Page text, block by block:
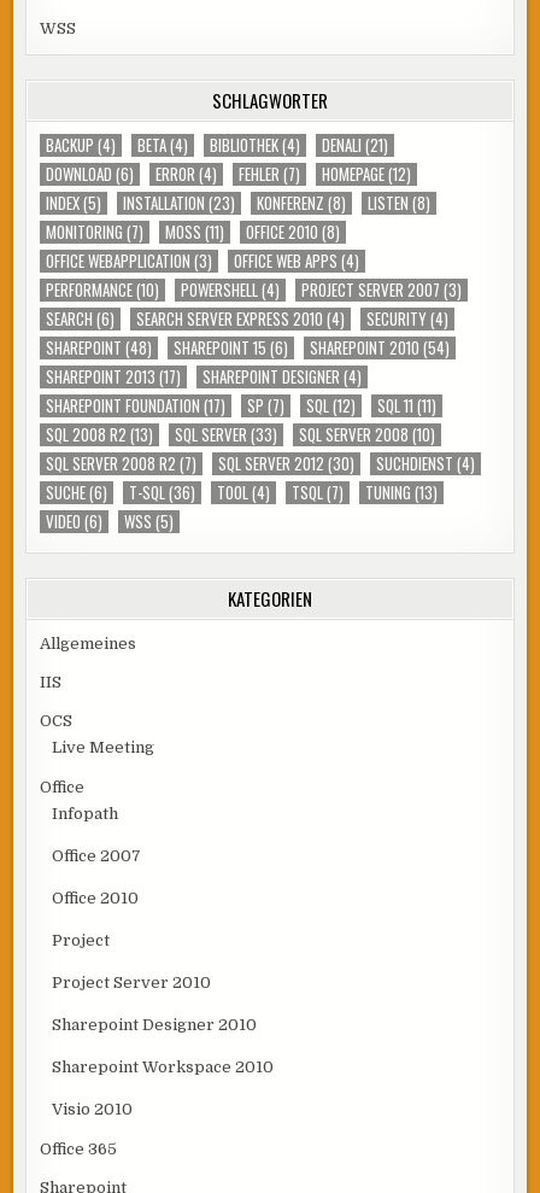
WSS
SCHLAGWÖRTER
BACKUP (4) BETA(4) BIBLIOTHEK(4) DENALI (21)
DOWNLOAD (6) ERROR (4) FEHLER (7) HOMEPAGE(12)
INDEX(5) INSTALLATION (23) KONFERENZ (8) LISTEN (8)
MONITORING (7) MOSS (11) OFFICE 2010 (8)
OFFICE WEBAPPLICATION (3) OFFICE WEB APPS (4)
PERFORMANCE(10) POWERSHELL (4) PROJECT SERVER 2007 (3)
SEARCH (6) SEARCH SERVER EXPRESS 2010 (4) SECURITY(4)
SHAREPOINT (48) SHAREPOINT 15 (6) SHAREPOINT 2010 (54)
SHAREPOINT 2013 (17) SHAREPOINT DESIGNER (4)
SHAREPOINT FOUNDATION (17) SP (7) SQL (12) SQL 11 (11)
SQL 2008 R2 (13) SQL SERVER (33) SQL SERVER 2008 (10)
SQL SERVER 2008 R2 (7) SQL SERVER 2012 (30) SUCHDIENST (4)
SUCHE(6) T-SQL (36) TOOL (4) TSQL (7) TUNING (13)
VIDEO (6) WSS (5)
KATEGORIEN
Allgemeines
IIS
OCS
Live Meeting
Office
Infopath
Office 2007
Office 2010
Project
Project Server 2010
Sharepoint Designer 2010
Sharepoint Workspace 2010
Visio 2010
Office 365
Sharepoint